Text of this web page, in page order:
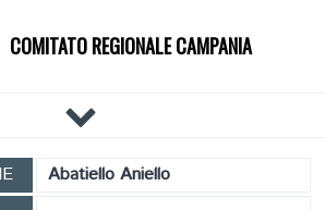
COMITATO REGIONALE CAMPANIA
IL COMITATO
Abatiello Aniello